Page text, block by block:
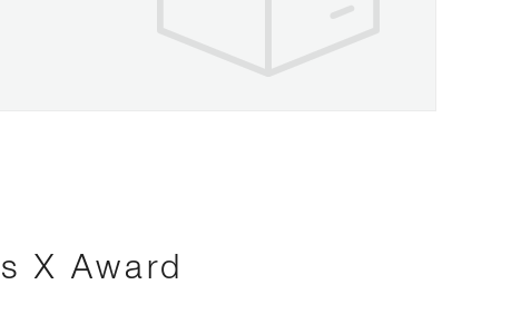
X Award